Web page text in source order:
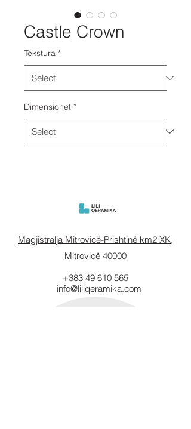
Castle Crown
Tekstura *
Dimensionet *
Magjistralja Mitrovicë-Prishtinë km2 XK,
Mitrovicë 40000
info@liliqeramika.com
+383 49 610 565